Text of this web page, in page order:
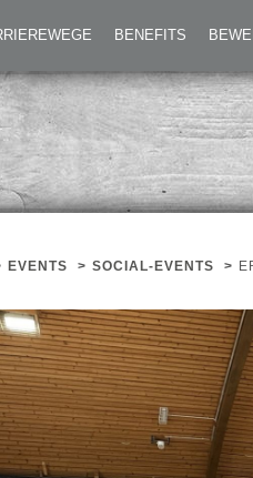
BENEFITS
EVENTS > SOCIAL-EVENTS >